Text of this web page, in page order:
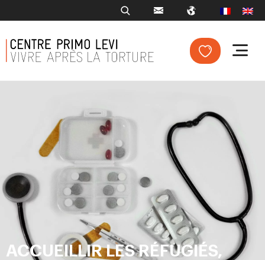
ACCUEILLIR LES RÉFUGIÉS,